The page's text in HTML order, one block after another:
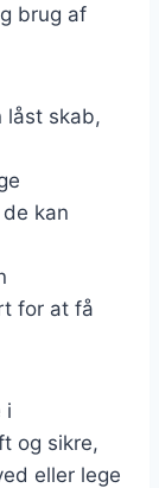
brug af
låst skab,
kan
for at få
i
og sikre,
eller lege